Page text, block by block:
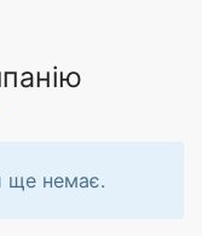
ще немає.